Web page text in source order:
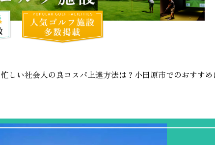
しい社会人の良コスパ上達方法は？小田原市でのおすすめ